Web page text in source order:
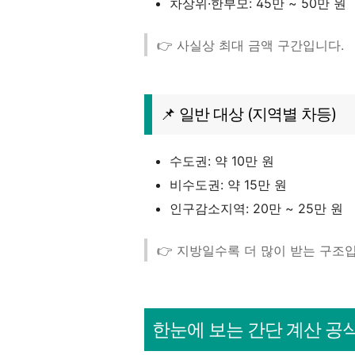
차상위·한부모: 45만 ~ 50만 원
👉 사실상 최대 금액 구간입니다.
📌 일반 대상 (지역별 차등)
수도권: 약 10만 원
비수도권: 약 15만 원
인구감소지역: 20만 ~ 25만 원
👉 지방일수록 더 많이 받는 구조
한눈에 보는 간단 계산 공